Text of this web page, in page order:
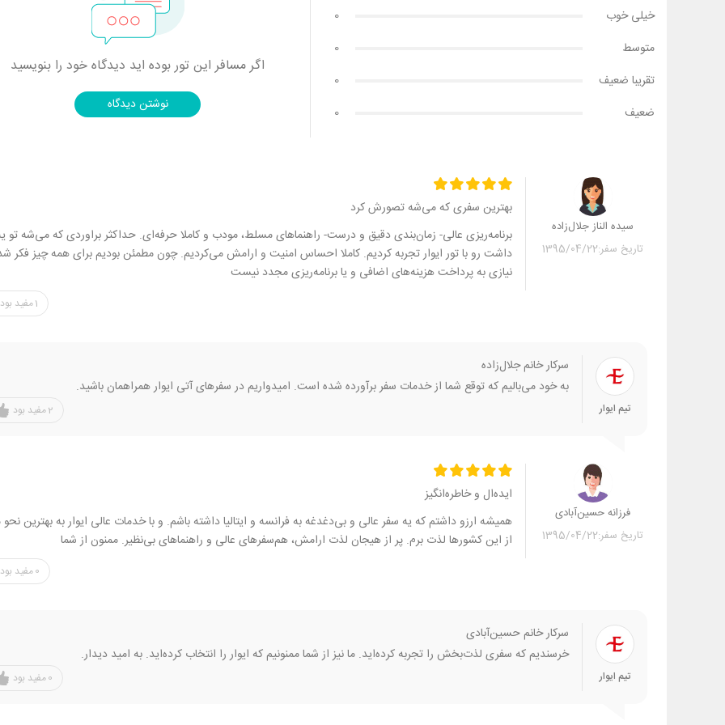
خیلی خوب
متوسط
تقریبا ضعیف
ضعیف
0
0
0
0
اگر مسافر این تور بوده اید دیدگاه خود را بنویسید
نوشتن دیدگاه
سیده الناز جلال‌زاده
تاریخ سفر:1395/04/22
بهترین سفری که می‌شه تصورش کرد
برنامه‌ریزی عالی- زمان‌بندی دقیق و درست- راهنماهای مسلط، مودب و کاملا حرفه‌ای. حداکثر براوردی که می‌شه تو
داشت رو با تور ایوار تجربه کردیم. کاملا احساس امنیت و ارامش می‌کردیم. چون مطمئن بودیم برای همه‌ چیز فکر
نیازی به پرداخت هزینه‌های اضافی و یا برنامه‌ریزی مجدد نیست
1مفید بود
تیم ایوار
سرکار خانم جلال‌زاده
به خود می‌بالیم که توقع شما از خدمات سفر برآورده شده است. امیدواریم در سفر‌های آتی ایوار همراهمان باشید.
2مفید بود
فرزانه حسین‌آبادی
تاریخ سفر:1395/04/22
ایده‌ال و خاطره‌انگیز
همیشه ارزو داشتم که یه سفر عالی و بی‌دغدغه به فرانسه و ایتالیا داشته باشم. و با خدمات عالی ایوار به بهترین
از این کشورها لذت برم. پر از هیجان لذت ارامش، هم‌سفرهای عالی و راهنماهای بی‌نظیر. ممنون از شما
0مفید بود
تیم ایوار
سرکار خانم حسین‌آبادی
خرسندیم که سفری لذت‌بخش را تجربه کرده‌اید. ما نیز از شما ممنونیم که ایوار را انتخاب کرده‌اید. به امید دیدار.
0مفید بود